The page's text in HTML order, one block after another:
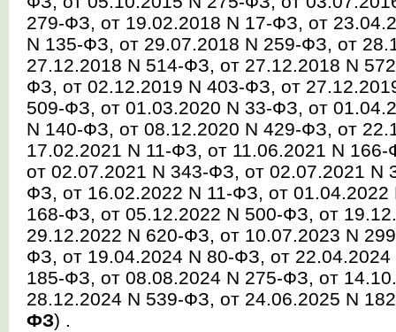
279-ФЗ, от 19.02.2018 N 17-ФЗ, от
N 135-ФЗ, от 29.07.2018 N 259-ФЗ, от
27.12.2018 N 514-ФЗ, от 27.12.2018 N
ФЗ, от 02.12.2019 N 403-ФЗ, от
509-ФЗ, от 01.03.2020 N 33-ФЗ, от
N 140-ФЗ, от 08.12.2020 N 429-ФЗ, от
17.02.2021 N 11-ФЗ, от 11.06.2021 N
от 02.07.2021 N 343-ФЗ, от 02.07.2021 N
ФЗ, от 16.02.2022 N 11-ФЗ, от
168-ФЗ, от 05.12.2022 N 500-ФЗ, от
29.12.2022 N 620-ФЗ, от 10.07.2023 N
ФЗ, от 19.04.2024 N 80-ФЗ, от
185-ФЗ, от 08.08.2024 N 275-ФЗ, от
28.12.2024 N 539-ФЗ, от 24.06.2025 N
ФЗ) .